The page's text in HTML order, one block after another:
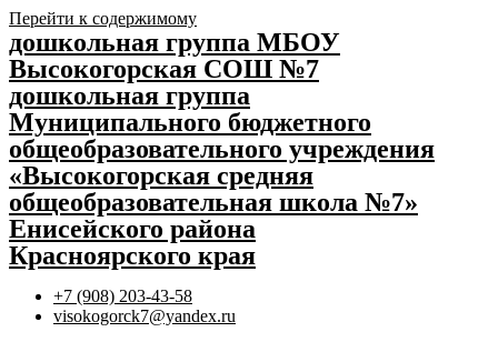
Перейти к содержимому
дошкольная группа МБОУ
Высокогорская СОШ №7
дошкольная группа
Муниципального бюджетного
общеобразовательного учреждения
«Высокогорская средняя
общеобразовательная школа №7»
Енисейского района
Красноярского края
+7 (908) 203-43-58
visokogorck7@yandex.ru